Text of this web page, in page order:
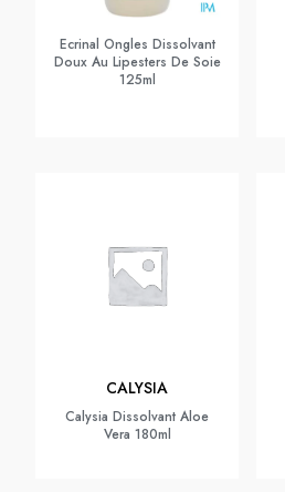
Ecrinal Ongles Dissolvant
Doux Au Lipesters De Soie
125ml
CALYSIA
Calysia Dissolvant Aloe
Vera 180ml